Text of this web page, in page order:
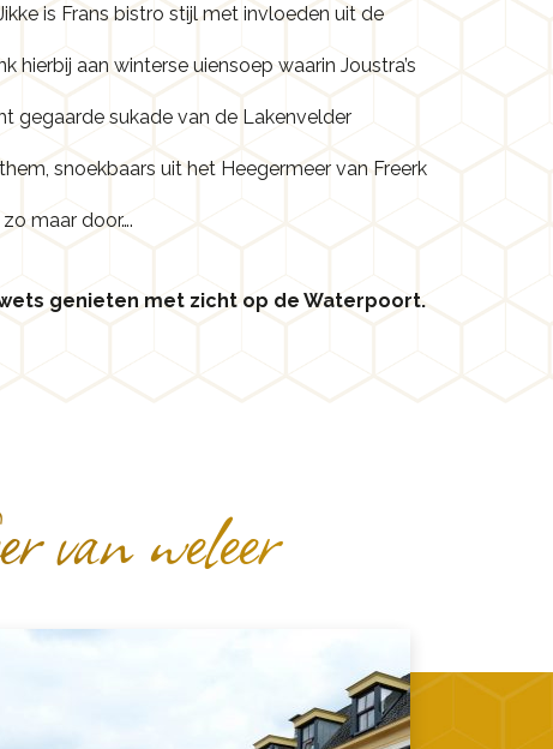
is Frans bistro stijl met invloeden uit de
hierbij aan winterse uiensoep waarin Joustra’s
gegaarde sukade van de Lakenvelder
snoekbaars uit het Heegermeer van Freerk
maar door….
genieten met zicht op de Waterpoort.
van weleer